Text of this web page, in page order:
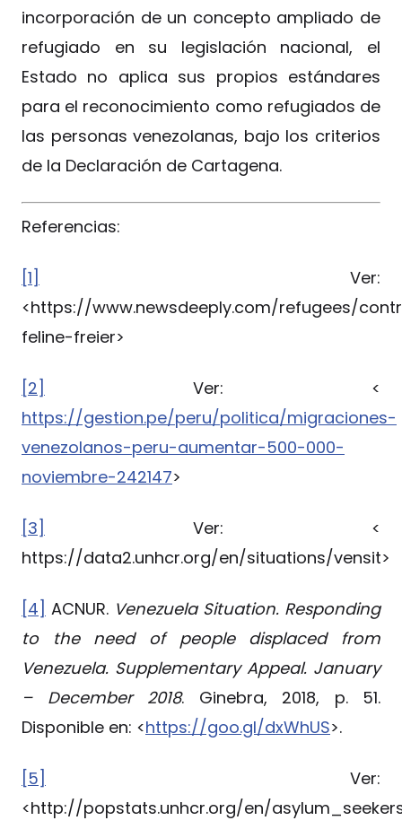
incorporación de un concepto ampliado de
refugiado en su legislación nacional, el
Estado no aplica sus propios estándares
para el reconocimiento como refugiados de
las personas venezolanas, bajo los criterios
de la Declaración de Cartagena.
Referencias:
[1]
Ver:
<https://www.newsdeeply.com/refugees/
feline-freier>
[2]
Ver: <
https://gestion.pe/peru/politica/migraciones-
venezolanos-peru-aumentar-500-000-
noviembre-242147>
[3]
Ver: <
https://data2.unhcr.org/en/situations/vensit>
[4] ACNUR. Venezuela Situation. Responding
to the need of people displaced from
Venezuela. Supplementary Appeal. January
– December 2018. Ginebra, 2018, p. 51.
Disponible en: <https://goo.gl/dxWhUS>.
[5]
Ver:
<http://popstats.unhcr.org/en/